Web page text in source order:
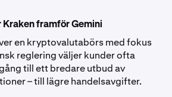
framför Gemini
en kryptovalutabörs med fokus
reglering väljer kunder ofta
till ett bredare utbud av
– till lägre handelsavgifter.